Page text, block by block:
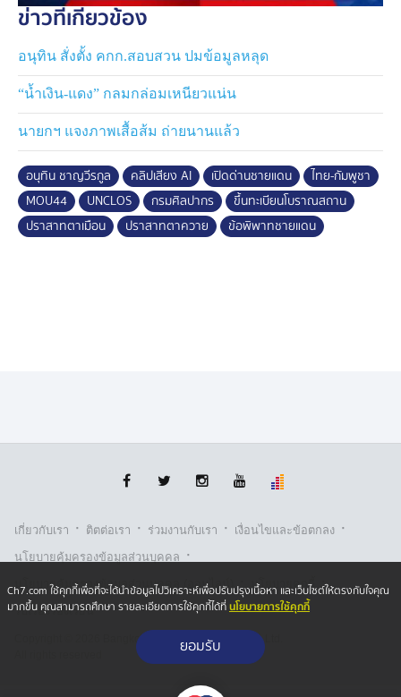
ข่าวที่เกี่ยวข้อง
อนุทิน สั่งตั้ง คกก.สอบสวน ปมข้อมูลหลุด
“น้ำเงิน-แดง” กลมกล่อมเหนียวแน่น
นายกฯ แจงภาพเสื้อส้ม ถ่ายนานแล้ว
อนุทิน ชาญวีรกูล คลิปเสียง AI เปิดด่านชายแดน
ไทย-กัมพูชา
MOU44
UNCLOS กรมศิลปากร
ขึ้นทะเบียนโบราณสถาน
ปราสาทตาเมือน
ปราสาทตาควาย ข้อพิพาทชายแดน
เกี่ยวกับเรา · ติตต่อเรา · ร่วมงานกับเรา · เงื่อนไขและข้อตกลง ·
นโยบายคุ้มครองข้อมูลส่วนบุคคล ·
นโยบายคุ้มครองข้อมูลส่วนบุคคล (ออนไลน์) · นโยบายคุกกี้ ·
รับเรื่องร้องเรียน
Copyright © 2026 Bangkok Broadcasting & T.V. Co.,Ltd.
Ch7.com ใช้คุกกี้เพื่อที่จะได้นำข้อมูลไปวิเคราะห์เพื่อปรับปรุงเนื้อหา และเว็บไซต์ให้ตรงกับใจคุณ
มากขึ้น คุณสามารถศึกษา รายละเอียดการใช้คุกกี้ได้ที่นโยบายการใช้คุกกี้
ยอมรับ